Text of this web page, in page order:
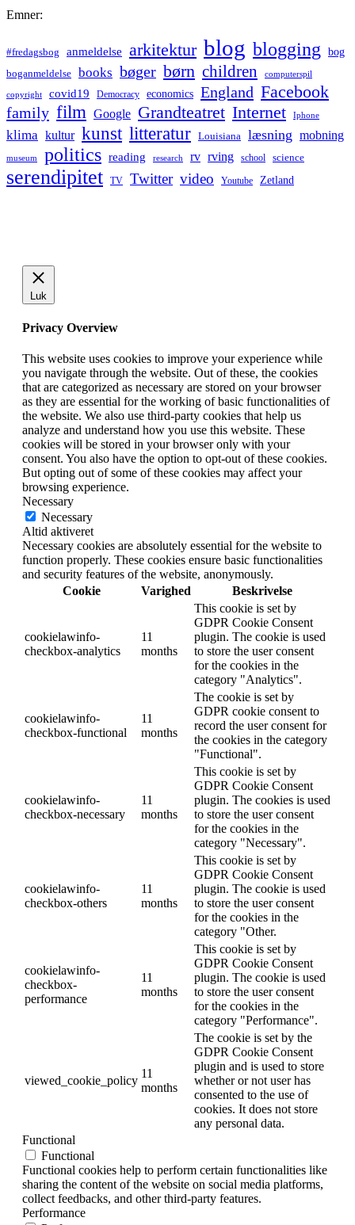
Emner:
#fredagsbog anmeldelse arkitektur blog blogging bog
boganmeldelse books bøger børn children computerspil
copyright covid19 Democracy economics England Facebook
family film Google Grandteatret Internet Iphone
klima kultur kunst litteratur Louisiana læsning mobning
museum politics reading research rv rving school science
serendipitet TV Twitter video Youtube Zetland
Luk
Privacy Overview
This website uses cookies to improve your experience while
you navigate through the website. Out of these, the cookies
that are categorized as necessary are stored on your browser
as they are essential for the working of basic functionalities of
the website. We also use third-party cookies that help us
analyze and understand how you use this website. These
cookies will be stored in your browser only with your
consent. You also have the option to opt-out of these cookies.
But opting out of some of these cookies may affect your
browsing experience.
Necessary
Necessary
Altid aktiveret
Necessary cookies are absolutely essential for the website to
function properly. These cookies ensure basic functionalities
and security features of the website, anonymously.
Cookie
Varighed Beskrivelse
cookielawinfo-
checkbox-analytics
11
months
This cookie is set by
GDPR Cookie Consent
plugin. The cookie is used
to store the user consent
for the cookies in the
category "Analytics".
cookielawinfo-
checkbox-functional
11
months
The cookie is set by
GDPR cookie consent to
record the user consent for
the cookies in the category
"Functional".
cookielawinfo-
checkbox-necessary
11
months
This cookie is set by
GDPR Cookie Consent
plugin. The cookies is used
to store the user consent
for the cookies in the
category "Necessary".
cookielawinfo-
checkbox-others
11
months
This cookie is set by
GDPR Cookie Consent
plugin. The cookie is used
to store the user consent
for the cookies in the
category "Other.
cookielawinfo-
checkbox-
performance
11
months
This cookie is set by
GDPR Cookie Consent
plugin. The cookie is used
to store the user consent
for the cookies in the
category "Performance".
viewed_cookie_policy
11
months
The cookie is set by the
GDPR Cookie Consent
plugin and is used to store
whether or not user has
consented to the use of
cookies. It does not store
any personal data.
Functional
Functional
Functional cookies help to perform certain functionalities like
sharing the content of the website on social media platforms,
collect feedbacks, and other third-party features.
Performance